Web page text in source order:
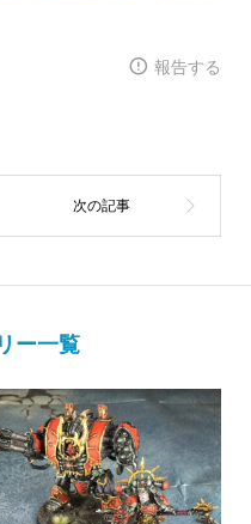
報告する
ー一覧